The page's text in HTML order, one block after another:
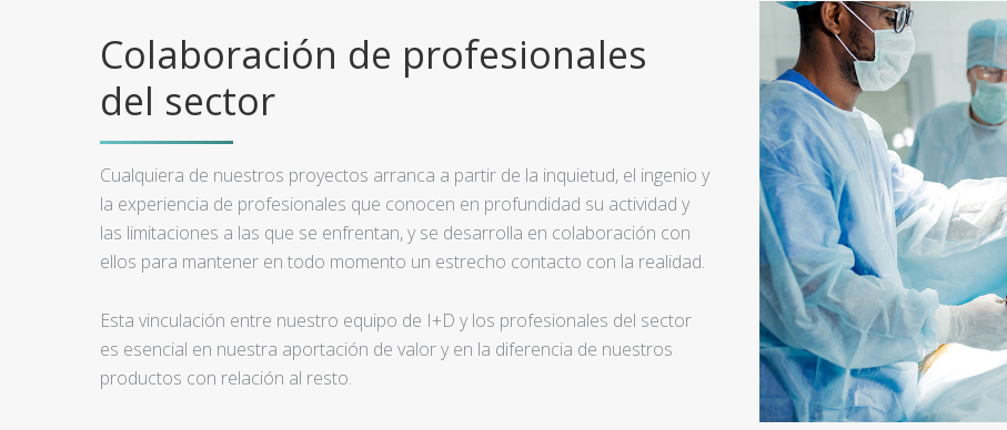
Colaboración de profesionales
del sector
Cualquiera de nuestros proyectos arranca a partir de la inquietud, el ingenio y
la experiencia de profesionales que conocen en profundidad su actividad y
las limitaciones a las que se enfrentan, y se desarrolla en colaboración con
ellos para mantener en todo momento un estrecho contacto con la realidad.
Esta vinculación entre nuestro equipo de I+D y los profesionales del sector
es esencial en nuestra aportación de valor y en la diferencia de nuestros
productos con relación al resto.